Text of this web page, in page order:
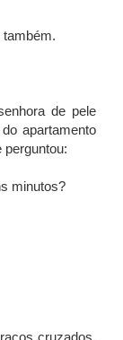
de pele
apartamento
perguntou:
minutos?